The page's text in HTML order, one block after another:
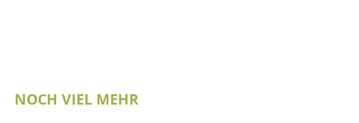
NOCH VIEL MEHR